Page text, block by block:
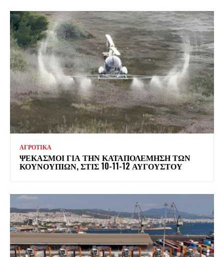
ΑΓΡΟΤΙΚΑ
ΨΕΚΑΣΜΟΊ ΓΙΑ ΤΗΝ ΚΑΤΑΠΟΛΈΜΗΣΗ ΤΩΝ
ΚΟΥΝΟΥΠΙΏΝ, ΣΤΙΣ 10-11-12 ΑΥΓΟΎΣΤΟΥ